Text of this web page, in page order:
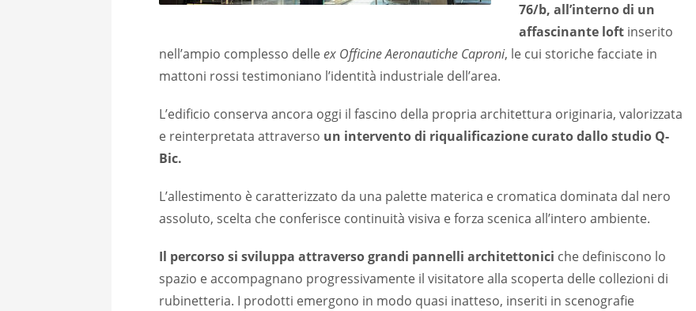
76/b, all’interno di un
affascinante loft inserito
nell’ampio complesso delleex Officine Aeronautiche Caproni, le cui storiche facciate in
mattoni rossi testimoniano l’identità industriale dell’area.
L’edificio conserva ancora oggi il fascino della propria architettura originaria, valorizzata
e reinterpretata attraverso un interventodi riqualificazionecurato dallo studio Q-
Bic.
L’allestimento è caratterizzato da una palette materica e cromatica dominata dal nero
assoluto, scelta che conferisce continuità visiva e forza scenica all’intero ambiente.
Il percorso si sviluppa attraverso grandi pannelli architettonici che definiscono lo
spazio e accompagnano progressivamente il visitatore alla scoperta delle collezioni di
rubinetteria. I prodotti emergono in modo quasi inatteso, inseriti in scenografie